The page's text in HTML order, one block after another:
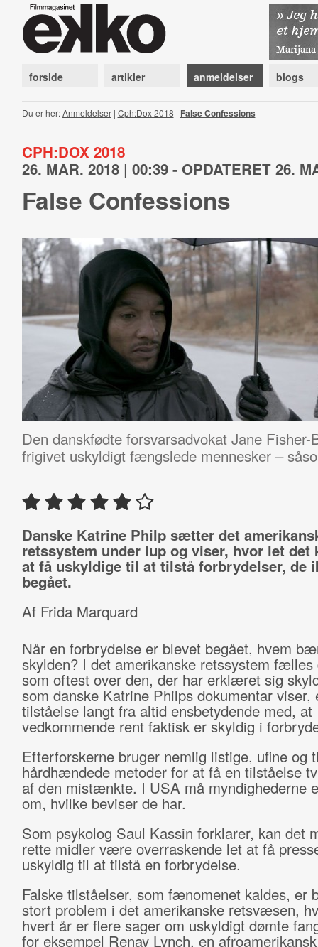
forside artikler anmeldelser blogs
Du er her:Anmeldelser| Cph:Dox 2018 | False Confessions
CPH:DOX 2018
26. MAR. 2018 | 00:39 - OPDATERET 26.
False Confessions
Den danskfødte forsvarsadvokat Jane
frigivet uskyldigt fængslede mennesker –
Danske Katrine Philp sætter det
retssystem under lup og viser, hvor let det
at få uskyldige til at tilstå forbrydelser, de
begået.
Af Frida Marquard
Når en forbrydelse er blevet begået, hvem
skylden? I det amerikanske retssystem fælles
som oftest over den, der har erklæret sig
som danske Katrine Philps dokumentar viser,
tilståelse langt fra altid ensbetydende med, at
vedkommende rent faktisk er skyldig i
Efterforskerne bruger nemlig listige, ufine og
hårdhændede metoder for at få en tilståelse
af den mistænkte. I USA må myndighederne
om, hvilke beviser de har.
Som psykolog Saul Kassin forklarer, kan det
rette midler være overraskende let at få
uskyldig til at tilstå en forbrydelse.
Falske tilståelser, som fænomenet kaldes, er
stort problem i det amerikanske retsvæsen,
hvert år er flere sager om uskyldigt dømte
for eksempel Renay Lynch, en